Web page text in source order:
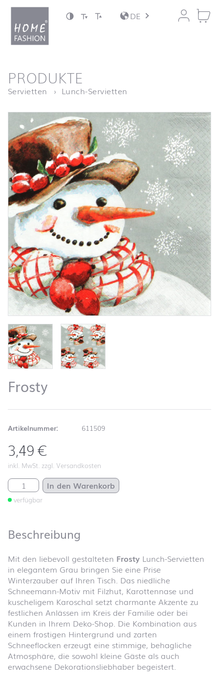
Zum Inhalt springen
DE
Startseite
PRODUKTE
Servietten Lunch-Servietten
Frosty
Artikelnummer: 611509
3,49€
inkl. MwSt. zzgl. Versandkosten
Frosty Menge
verfügbar
In den Warenkorb
Beschreibung
Mit den liebevoll gestalteten Frosty Lunch-Servietten
in elegantem Grau bringen Sie eine Prise
Winterzauber auf Ihren Tisch. Das niedliche
Schneemann-Motiv mit Filzhut, Karottennase und
kuscheligem Karoschal setzt charmante Akzente zu
festlichen Anlässen im Kreis der Familie oder bei
Kunden in Ihrem Deko-Shop. Die Kombination aus
einem frostigen Hintergrund und zarten
Schneeflocken erzeugt eine stimmige, behagliche
Atmosphäre, die sowohl kleine Gäste als auch
erwachsene Dekorationsliebhaber begeistert.